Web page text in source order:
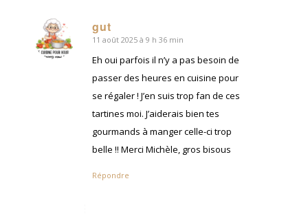
gut
dit
:
11 août 2025 à 9 h 36 min
Eh oui parfois il n’y a pas besoin de
passer des heures en cuisine pour
se régaler ! J’en suis trop fan de ces
tartines moi. J’aiderais bien tes
gourmands à manger celle-ci trop
belle !! Merci Michèle, gros bisous
Répondre